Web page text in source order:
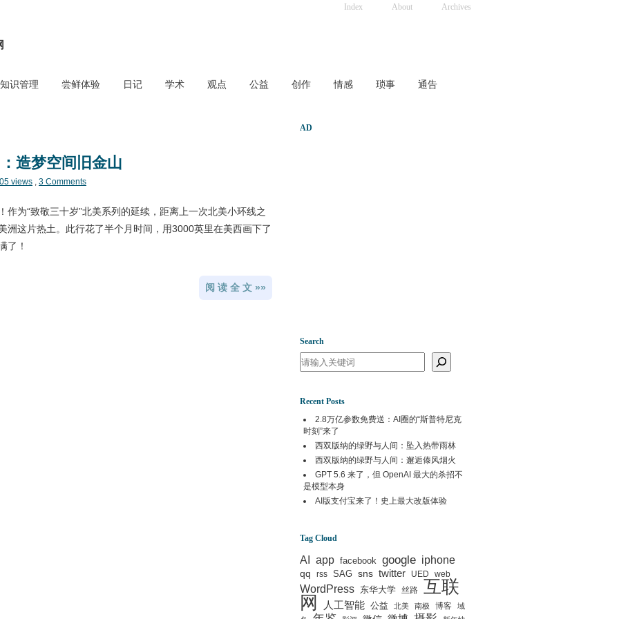
Index About Archives
知识管理 尝鲜体验 日记 学术 观点 公益 创作 情感 琐事 通告
造梦空间旧金山
views , 3 Comments
作为“致敬三十岁”北美系列的延续，距离上一次北美小环线之
洲这片热土。此行花了半个月时间，用3000英里在美西画下了
了！
阅 读 全 文 »»
AD
Search
Search
Recent Posts
2.8万亿参数免费送：AI圈的“斯普特尼克
时刻”来了
西双版纳的绿野与人间：坠入热带雨林
西双版纳的绿野与人间：邂逅傣风烟火
GPT 5.6 来了，但 OpenAI 最大的杀招不
是模型本身
AI版支付宝来了！史上最大改版体验
Tag Cloud
AI app facebook google iphone
qq rss SAG sns twitter UED web
WordPress 东华大学 丝路 互联
网
人工智能 公益 北美 南极 博客
域